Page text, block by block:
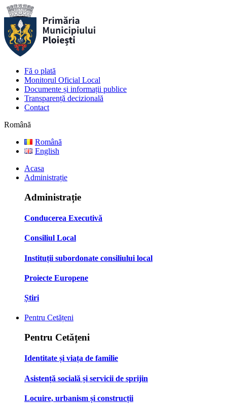
Fă o plată
Monitorul Oficial Local
Documente și informații publice
Transparență decizională
Contact
Română
Română
English
Acasa
Administrație
Administrație
Conducerea Executivă
Consiliul Local
Instituții subordonate consiliului local
Proiecte Europene
Știri
Pentru Cetățeni
Pentru Cetățeni
Identitate și viața de familie
Asistență socială și servicii de sprijin
Locuire, urbanism și construcții